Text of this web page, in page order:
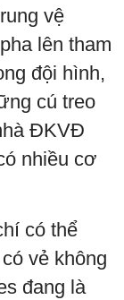
vệ
lên tham
đội hình,
cú treo
ĐKVĐ
nhiều cơ
có thể
vẻ không
đang là